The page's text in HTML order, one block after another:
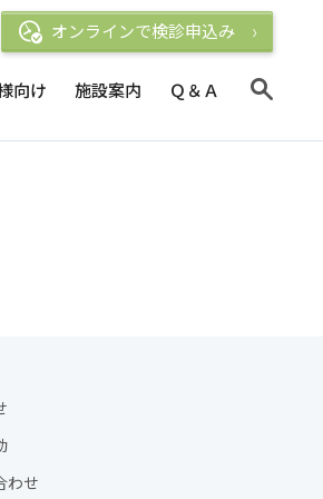
オンラインで検診申込み
向け 施設案内 Ｑ＆Ａ
わせ